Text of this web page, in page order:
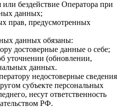
бездействие Оператора при
данных;
прав, предусмотренных
данных обязаны:
достоверные данные о себе;
уточнении (обновлении,
данных.
недостоверные сведения
субъекте персональных
несут ответственность
РФ.